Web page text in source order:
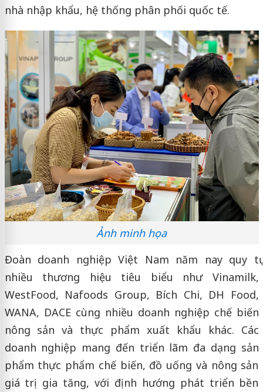
nhà nhập khẩu, hệ thống phân phối quốc tế.
Ảnh minh họa
Đoàn doanh nghiệp Việt Nam năm nay quy tụ
nhiều thương hiệu tiêu biểu như Vinamilk,
WestFood, Nafoods Group, Bích Chi, DH Food,
WANA, DACE cùng nhiều doanh nghiệp chế biến
nông sản và thực phẩm xuất khẩu khác. Các
doanh nghiệp mang đến triển lãm đa dạng sản
phẩm thực phẩm chế biến, đồ uống và nông sản
giá trị gia tăng, với định hướng phát triển bền